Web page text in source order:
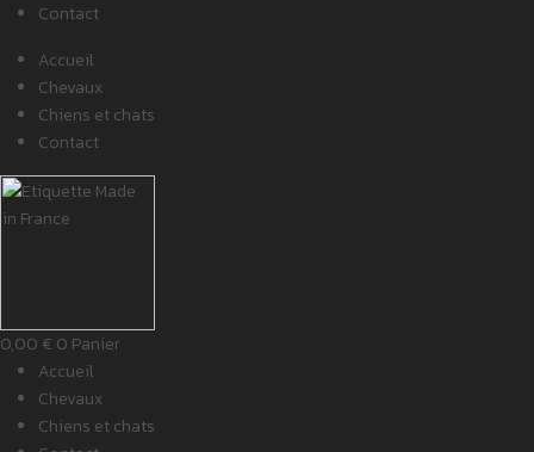
Contact
Accueil
Chevaux
Chiens et chats
Contact
0,00 € 0 Panier
Accueil
Chevaux
Chiens et chats